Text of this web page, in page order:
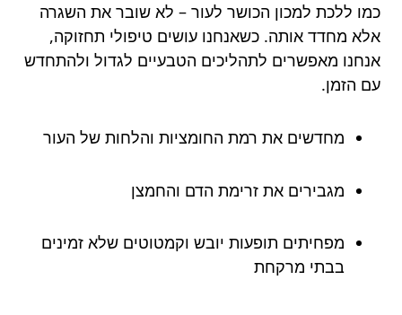
כמו ללכת למכון הכושר לעור – לא שובר את השגרה
אלא מחדד אותה. כשאנחנו עושים טיפולי תחזוקה,
אנחנו מאפשרים לתהליכים הטבעיים לגדול ולהתחדש
עם הזמן.
מחדשים את רמת החומציות והלחות של העור
מגבירים את זרימת הדם והחמצן
מפחיתים תופעות יובש וקמטוטים שלא זמינים
בבתי מרקחת